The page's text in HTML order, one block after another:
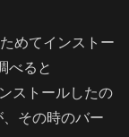
めてインストー
べると
ストールしたの
その時のバー